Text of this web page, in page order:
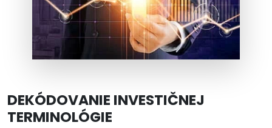
DEKÓDOVANIE INVESTIČNEJ
TERMINOLÓGIE